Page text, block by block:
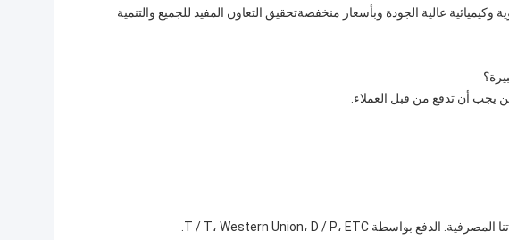
وكيميائية عالية الجودة وبأسعار منخفضةتحقيق التعاون المفيد للجميع والتنمية
يجب أن تدفع من قبل العملاء.